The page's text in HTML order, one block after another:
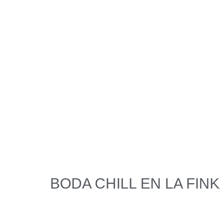
BODA CHILL EN LA